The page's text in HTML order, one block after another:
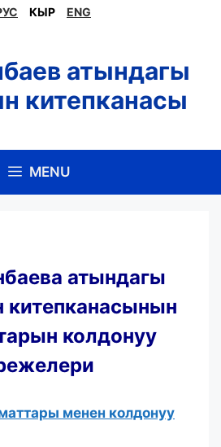
КЫР ENG
атындагы
китепканасы
MENU
атындагы
колдонуу
менен колдонуу